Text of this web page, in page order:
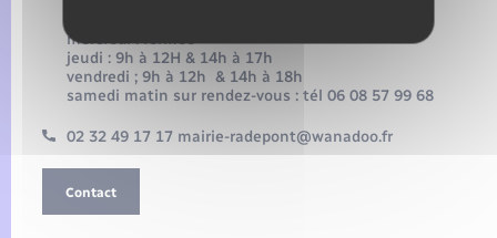
mercredi : fermée
jeudi : 9h à 12H & 14h à 17h
vendredi ; 9h à 12h & 14h à 18h
samedi matin sur rendez-vous : tél 06 08 57 99 68
02 32 49 17 17 mairie-radepont@wanadoo.fr
Contact